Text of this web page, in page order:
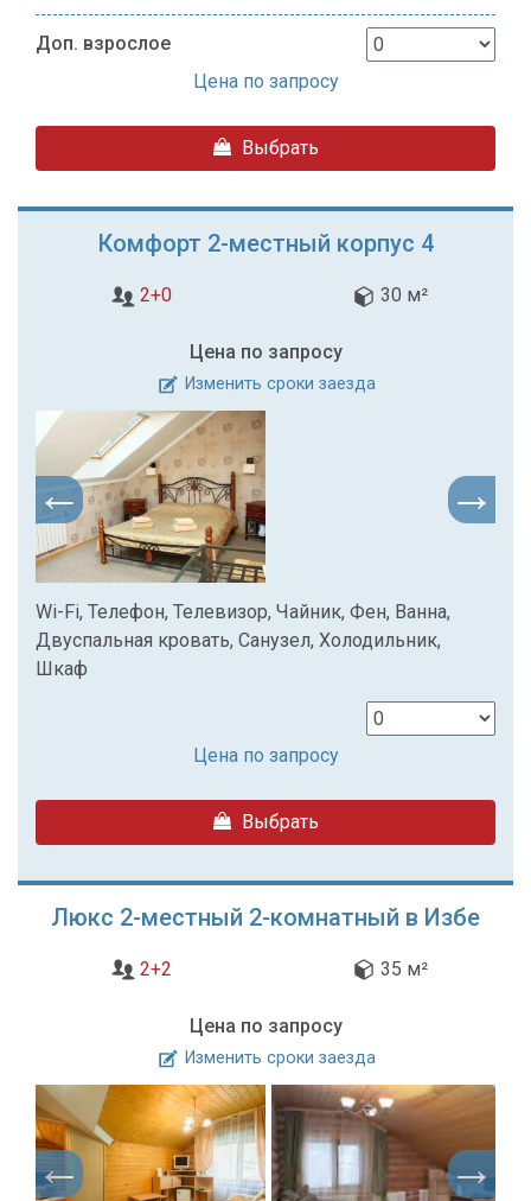
Доп. взрослое
Цена по запросу
Выбрать
Комфорт 2-местный корпус 4
2+0 30 м²
Цена по запросу
Изменить сроки заезда
Wi-Fi, Телефон, Телевизор, Чайник, Фен, Ванна,
Двуспальная кровать, Санузел, Холодильник,
Шкаф
Цена по запросу
Выбрать
Люкс 2-местный 2-комнатный в Избе
2+2 35 м²
Цена по запросу
Изменить сроки заезда